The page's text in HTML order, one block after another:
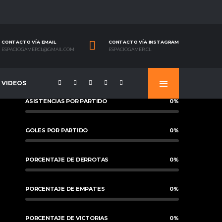
CONTACTO VÍA EMAIL
ESPACIOGAMERCL@GMAIL.COM
CONTACTO VÍA INSTAGRAM
ESPACIOGAMER.CL
VIDEOS
ASISTENCIAS POR PARTIDO 0%
GOLES POR PARTIDO 0%
PORCENTAJE DE DERROTAS 0%
PORCENTAJE DE EMPATES 0%
PORCENTAJE DE VICTORIAS 0%